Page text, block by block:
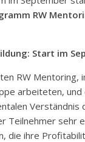
RW
Start im
RW Mentoring,
arbeiteten,
Verständnis
Teilnehmer sehr
die ihre